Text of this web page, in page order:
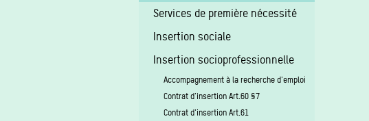
Services de première nécessité
Insertion sociale
Insertion socioprofessionnelle
Accompagnement à la recherche d'emploi
Contrat d'insertion Art.60 §7
Contrat d'insertion Art.61